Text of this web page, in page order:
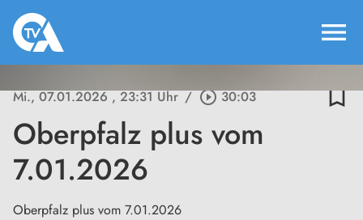
menu
Mi., 07.01.2026, 23:31 Uhr / play_circle_outline30:03 bookmark_border
Oberpfalz plus vom
7.01.2026
Oberpfalz plus vom 7.01.2026